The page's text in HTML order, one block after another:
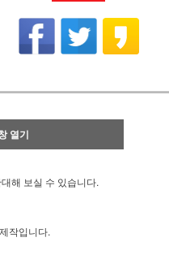
열기
해 보실 수 있습니다.
작입니다.